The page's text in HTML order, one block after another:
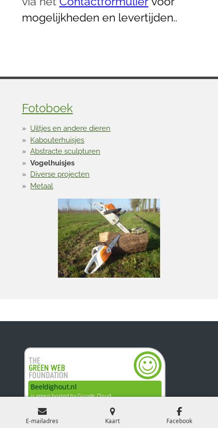
mogelijkheden en levertijden..
Fotoboek
Uiltjes en andere dieren
Kabouterhuisjes
Abstracte sculpturen
Vogelhuisjes
Diverse projecten
Metaal
© 2013 - 2026 Beeldighout.nl
E-mailadres Kaart Facebook